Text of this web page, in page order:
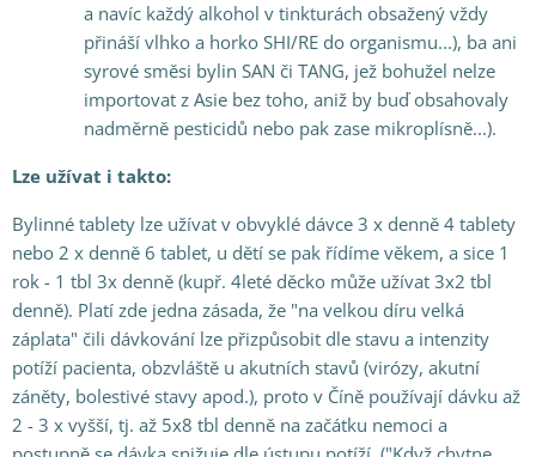
a navíc každý alkohol v tinkturách obsažený vždy
přináší vlhko a horko SHI/RE do organismu...), ba ani
syrové směsi bylin SAN či TANG, jež bohužel nelze
importovat z Asie bez toho, aniž by buď obsahovaly
nadměrně pesticidů nebo pak zase mikroplísně...).
Lze užívat i takto:
Bylinné tablety lze užívat v obvyklé dávce 3 x denně 4 tablety
nebo 2 x denně 6 tablet, u dětí se pak řídíme věkem, a sice 1
rok - 1 tbl 3x denně (kupř. 4leté děcko může užívat 3x2 tbl
denně). Platí zde jedna zásada, že "na velkou díru velká
záplata" čili dávkování lze přizpůsobit dle stavu a intenzity
potíží pacienta, obzvláště u akutních stavů (virózy, akutní
záněty, bolestivé stavy apod.), proto v Číně používají dávku až
2 - 3 x vyšší, tj. až 5x8 tbl denně na začátku nemoci a